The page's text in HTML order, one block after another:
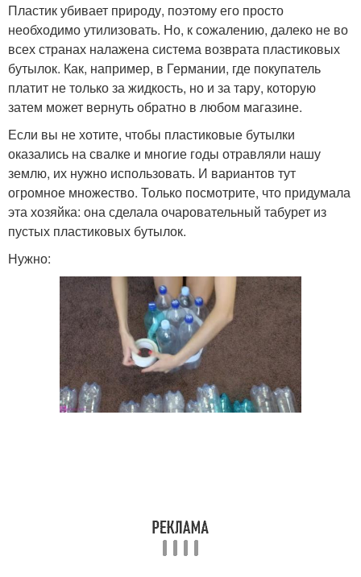
Пластик убивает природу, поэтому его просто
необходимо утилизовать. Но, к сожалению, далеко не во
всех странах налажена система возврата пластиковых
бутылок. Как, например, в Германии, где покупатель
платит не только за жидкость, но и за тару, которую
затем может вернуть обратно в любом магазине.
Если вы не хотите, чтобы пластиковые бутылки
оказались на свалке и многие годы отравляли нашу
землю, их нужно использовать. И вариантов тут
огромное множество. Только посмотрите, что придумала
эта хозяйка: она сделала очаровательный табурет из
пустых пластиковых бутылок.
Нужно: